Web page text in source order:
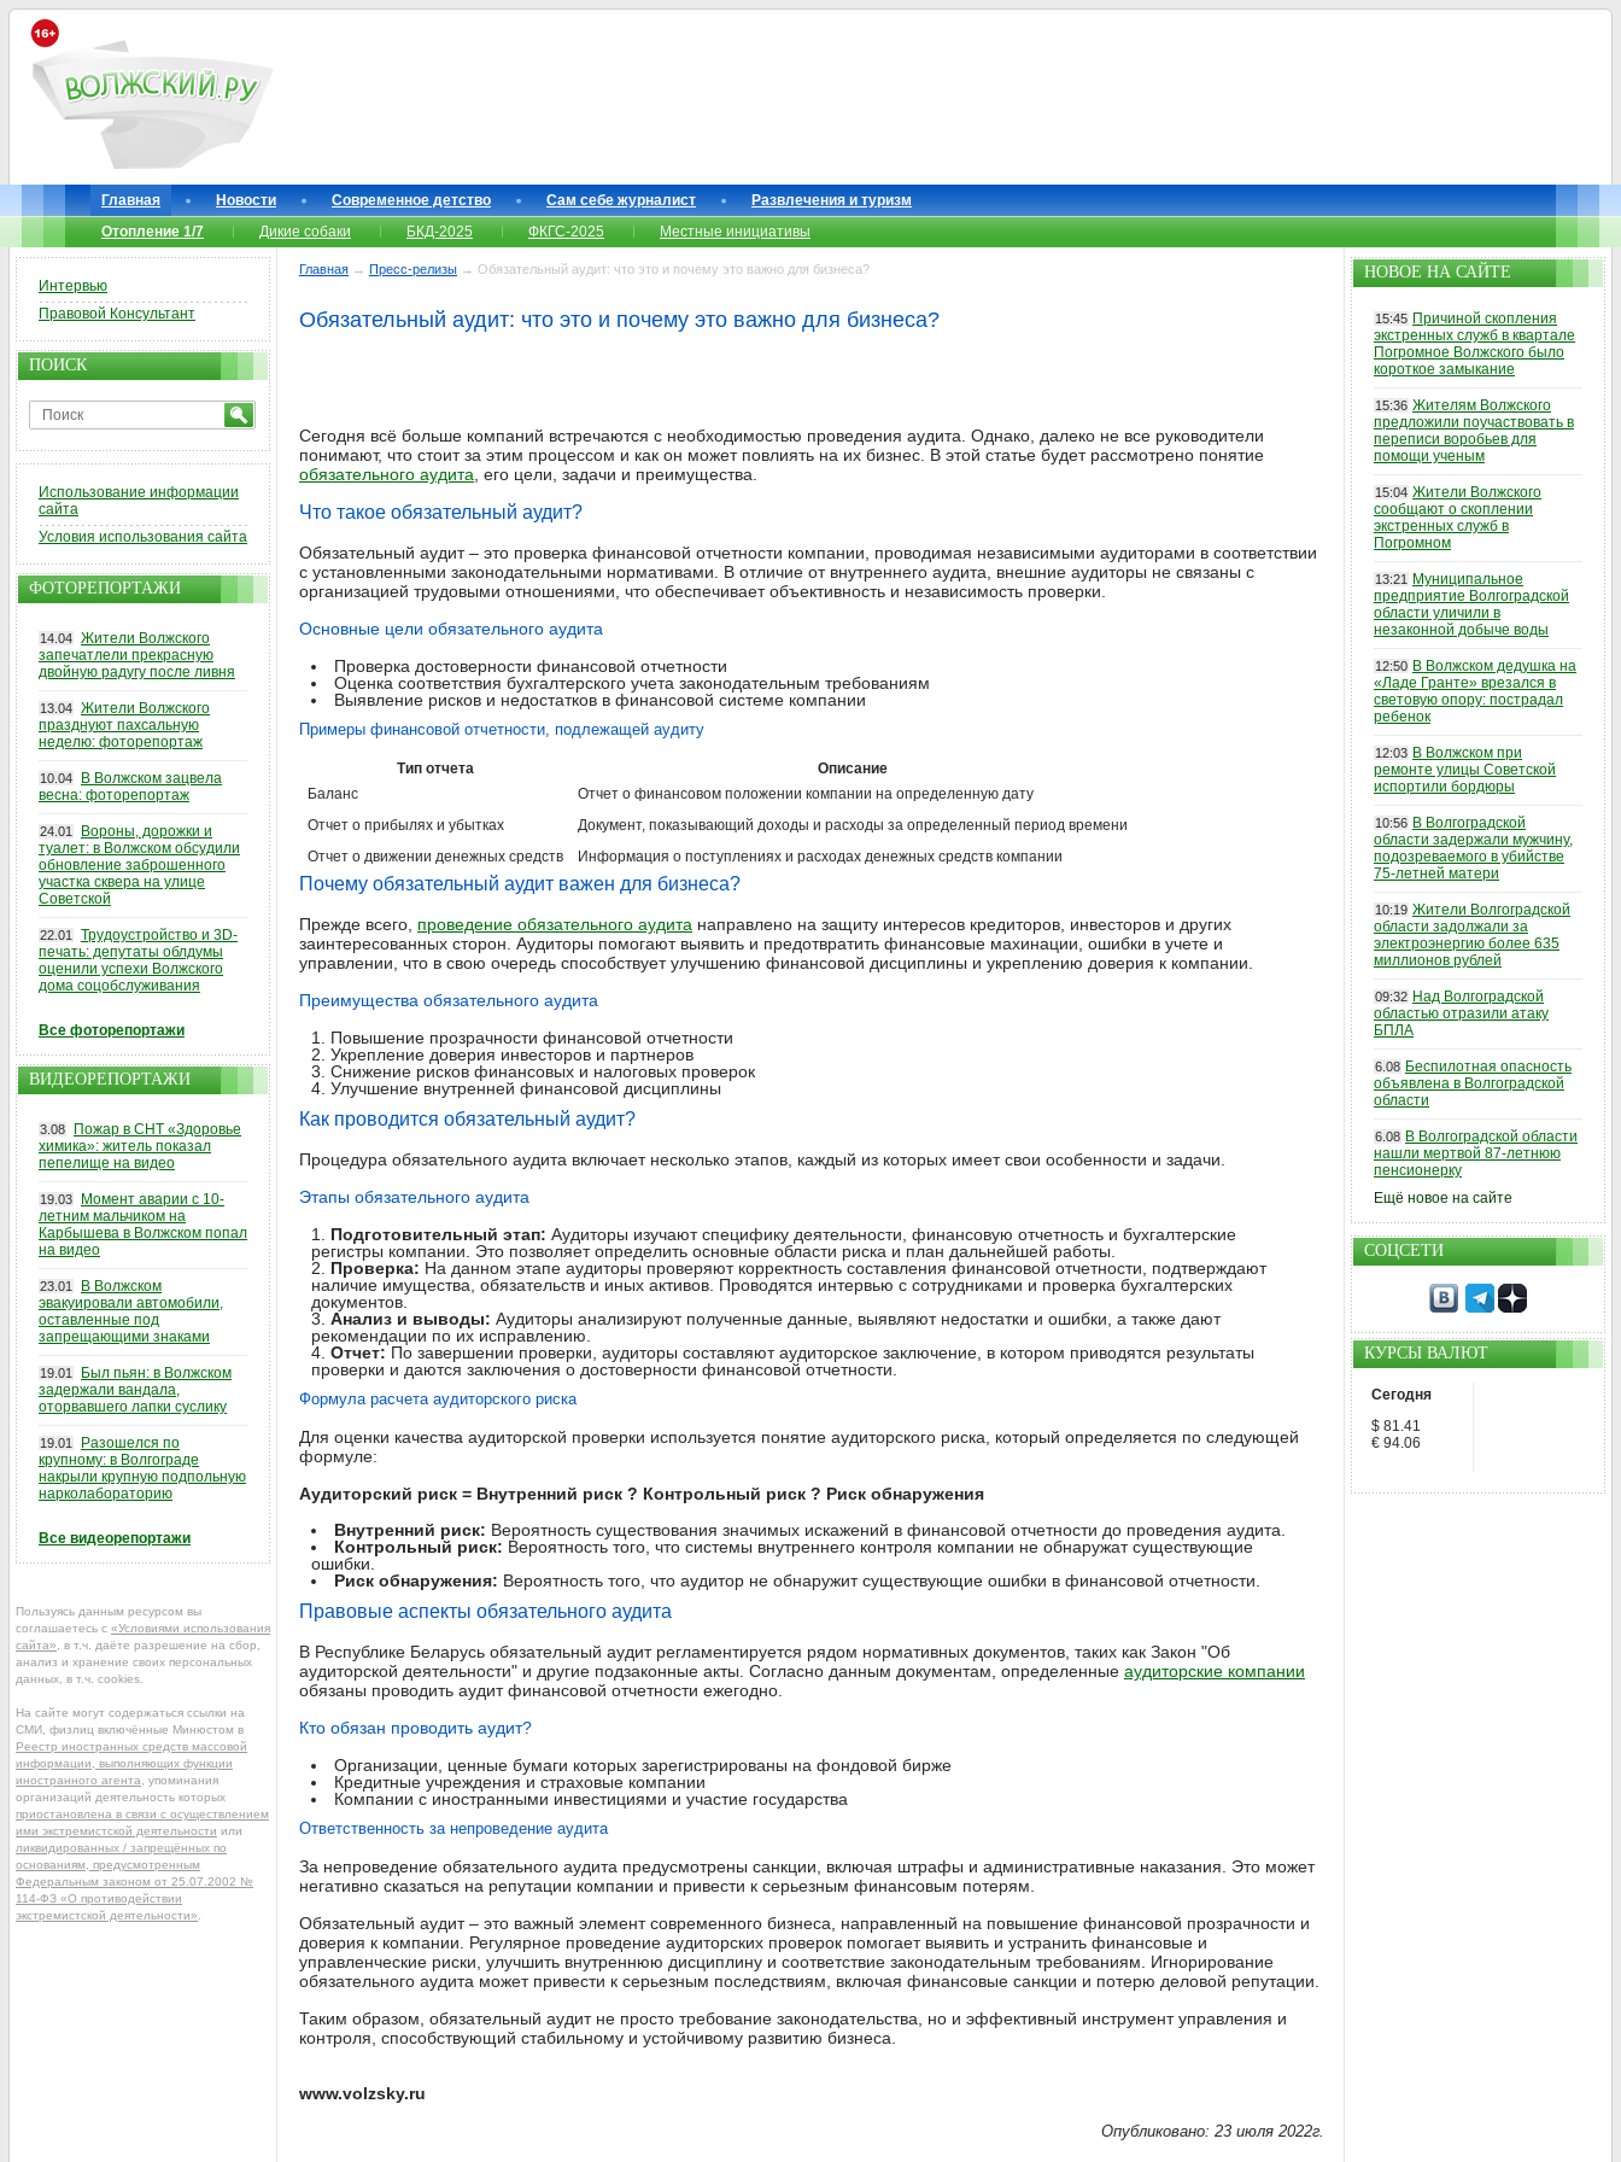
Главная Новости Современное детство Сам себе журналист
Развлечения и туризм
Отопление 1/7
Дикие собаки БКД-2025 ФКГС-2025 Местные инициативы
Главная → Пресс-релизы → Обязательный аудит: что это и почему это важно для бизнеса?
Обязательный аудит: что это и почему это важно для бизнеса?
Сегодня всё больше компаний встречаются с необходимостью проведения аудита. Однако, далеко не все руководители
понимают, что стоит за этим процессом и как он может повлиять на их бизнес. В этой статье будет рассмотрено понятие
обязательного аудита , его цели, задачи и преимущества.
Что такое обязательный аудит?
Обязательный аудит – это проверка финансовой отчетности компании, проводимая независимыми аудиторами в соответствии
с установленными законодательными нормативами. В отличие от внутреннего аудита, внешние аудиторы не связаны с
организацией трудовыми отношениями, что обеспечивает объективность и независимость проверки.
Основные цели обязательного аудита
Проверка достоверности финансовой отчетности
Оценка соответствия бухгалтерского учета законодательным требованиям
Выявление рисков и недостатков в финансовой системе компании
Примеры финансовой отчетности, подлежащей аудиту
Тип отчета
Описание
Баланс
Отчет о финансовом положении компании на определенную дату
Отчет о прибылях и убытках
Документ, показывающий доходы и расходы за определенный период времени
Отчет о движении денежных средств
Информация о поступлениях и расходах денежных средств компании
Почему обязательный аудит важен для бизнеса?
Прежде всего, проведение обязательного аудита направлено на защиту интересов кредиторов, инвесторов и других
заинтересованных сторон. Аудиторы помогают выявить и предотвратить финансовые махинации, ошибки в учете и
управлении, что в свою очередь способствует улучшению финансовой дисциплины и укреплению доверия к компании.
Преимущества обязательного аудита
Повышение прозрачности финансовой отчетности
Укрепление доверия инвесторов и партнеров
Снижение рисков финансовых и налоговых проверок
Улучшение внутренней финансовой дисциплины
Как проводится обязательный аудит?
Процедура обязательного аудита включает несколько этапов, каждый из которых имеет свои особенности и задачи.
Этапы обязательного аудита
Подготовительный этап: Аудиторы изучают специфику деятельности, финансовую отчетность и бухгалтерские
регистры компании. Это позволяет определить основные области риска и план дальнейшей работы.
Проверка: На данном этапе аудиторы проверяют корректность составления финансовой отчетности, подтверждают
наличие имущества, обязательств и иных активов. Проводятся интервью с сотрудниками и проверка бухгалтерских
документов.
Анализ и выводы: Аудиторы анализируют полученные данные, выявляют недостатки и ошибки, а также дают
рекомендации по их исправлению.
Отчет: По завершении проверки, аудиторы составляют аудиторское заключение, в котором приводятся результаты
проверки и даются заключения о достоверности финансовой отчетности.
Формула расчета аудиторского риска
Для оценки качества аудиторской проверки используется понятие аудиторского риска, который определяется по следующей
формуле:
Аудиторский риск = Внутренний риск ? Контрольный риск ? Риск обнаружения
Внутренний риск: Вероятность существования значимых искажений в финансовой отчетности до проведения аудита.
Контрольный риск: Вероятность того, что системы внутреннего контроля компании не обнаружат существующие
ошибки.
Риск обнаружения: Вероятность того, что аудитор не обнаружит существующие ошибки в финансовой отчетности.
Правовые аспекты обязательного аудита
В Республике Беларусь обязательный аудит регламентируется рядом нормативных документов, таких как Закон "Об
аудиторской деятельности" и другие подзаконные акты. Согласно данным документам, определенные аудиторские компании
обязаны проводить аудит финансовой отчетности ежегодно.
Кто обязан проводить аудит?
Организации, ценные бумаги которых зарегистрированы на фондовой бирже
Кредитные учреждения и страховые компании
Компании с иностранными инвестициями и участие государства
Ответственность за непроведение аудита
За непроведение обязательного аудита предусмотрены санкции, включая штрафы и административные наказания. Это может
негативно сказаться на репутации компании и привести к серьезным финансовым потерям.
Обязательный аудит – это важный элемент современного бизнеса, направленный на повышение финансовой прозрачности и
доверия к компании. Регулярное проведение аудиторских проверок помогает выявить и устранить финансовые и
управленческие риски, улучшить внутреннюю дисциплину и соответствие законодательным требованиям. Игнорирование
обязательного аудита может привести к серьезным последствиям, включая финансовые санкции и потерю деловой репутации.
Таким образом, обязательный аудит не просто требование законодательства, но и эффективный инструмент управления и
контроля, способствующий стабильному и устойчивому развитию бизнеса.
www.volzsky.ru
Опубликовано: 23 июля 2022г.
Интервью
Правовой Консультант
ПОИСК
Использование информации
сайта
Условия использования сайта
ФОТОРЕПОРТАЖИ
14.04 Жители Волжского
запечатлели прекрасную
двойную радугу после ливня
13.04 Жители Волжского
празднуют пахсальную
неделю: фоторепортаж
10.04
В Волжском зацвела
весна: фоторепортаж
24.01
Вороны, дорожки и
туалет: в Волжском обсудили
обновление заброшенного
участка сквера на улице
Советской
22.01
Трудоустройство и 3D-
печать: депутаты облдумы
оценили успехи Волжского
дома соцобслуживания
Все фоторепортажи
ВИДЕОРЕПОРТАЖИ
3.08
Пожар в СНТ «Здоровье
химика»: житель показал
пепелище на видео
19.03
Момент аварии с 10-
летним мальчиком на
Карбышева в Волжском попал
на видео
23.01
В Волжском
эвакуировали автомобили,
оставленные под
запрещающими знаками
19.01
Был пьян: в Волжском
задержали вандала,
оторвавшего лапки суслику
19.01
Разошелся по
крупному: в Волгограде
накрыли крупную подпольную
нарколабораторию
Все видеорепортажи
Пользуясь данным ресурсом вы
соглашаетесь с «Условиями использования
сайта» , в т.ч. даёте разрешение на сбор,
анализ и хранение своих персональных
данных, в т.ч. cookies.
На сайте могут содержаться ссылки на
СМИ, физлиц включённые Минюстом в
Реестр иностранных средств массовой
информации, выполняющих функции
иностранного агента , упоминания
организаций деятельность которых
приостановлена в связи с осуществлением
ими экстремистской деятельности или
ликвидированных / запрещённых по
основаниям, предусмотренным
Федеральным законом от 25.07.2002 №
114-ФЗ «О противодействии
экстремистской деятельности»
НОВОЕ НА САЙТЕ
15:45 Причиной скопления
экстренных служб в квартале
Погромное Волжского было
короткое замыкание
15:36 Жителям Волжского
предложили поучаствовать в
переписи воробьев для
помощи ученым
15:04 Жители Волжского
сообщают о скоплении
экстренных служб в
Погромном
13:21
Муниципальное
предприятие Волгоградской
области уличили в
незаконной добыче воды
12:50 В Волжском дедушка на
«Ладе Гранте» врезался в
световую опору: пострадал
ребенок
12:03 В Волжском при
ремонте улицы Советской
испортили бордюры
10:56 В Волгоградской
области задержали мужчину,
подозреваемого в убийстве
75-летней матери
10:19 Жители Волгоградской
области задолжали за
электроэнергию более 635
миллионов рублей
09:32 Над Волгоградской
областью отразили атаку
БПЛА
6.08 Беспилотная опасность
объявлена в Волгоградской
области
6.08 В Волгоградской области
нашли мертвой 87-летнюю
пенсионерку
Ещё новое на сайте
СОЦСЕТИ
КУРСЫ ВАЛЮТ
Сегодня
$ 81.41
€ 94.06